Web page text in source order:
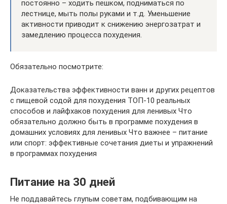
постоянно – ходить пешком, подниматься по
лестнице, мыть полы руками и т.д. Уменьшение
активности приводит к снижению энергозатрат и
замедлению процесса похудения.
Обязательно посмотрите:
Доказательства эффективности ванн и других рецептов
с пищевой содой для похудения ТОП-10 реальных
способов и лайфхаков похудения для ленивых Что
обязательно должно быть в программе похудения в
домашних условиях для ленивых Что важнее – питание
или спорт: эффективные сочетания диеты и упражнений
в программах похудения
Питание на 30 дней
Не поддавайтесь глупым советам, подбивающим на